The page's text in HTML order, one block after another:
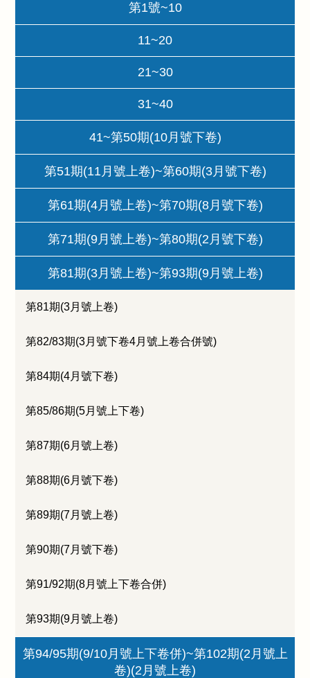
第1號~10
11~20
21~30
31~40
41~第50期(10月號下卷)
第51期(11月號上卷)~第60期(3月號下卷)
第61期(4月號上卷)~第70期(8月號下卷)
第71期(9月號上卷)~第80期(2月號下卷)
第81期(3月號上卷)~第93期(9月號上卷)
第81期(3月號上卷)
第82/83期(3月號下卷4月號上卷合併號)
第84期(4月號下卷)
第85/86期(5月號上下卷)
第87期(6月號上卷)
第88期(6月號下卷)
第89期(7月號上卷)
第90期(7月號下卷)
第91/92期(8月號上下卷合併)
第93期(9月號上卷)
第94/95期(9/10月號上下卷併)~第102期(2月號上
卷)(2月號上卷)